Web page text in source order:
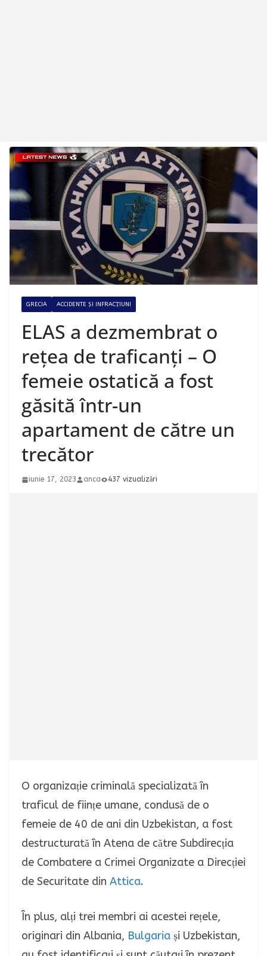
GRECIA ACCIDENTE ȘI INFRACȚIUNI
ELAS a dezmembrat o
rețea de traficanți – O
femeie ostatică a fost
găsită într-un
apartament de către un
trecător
iunie 17, 2023 anca 437 vizualizări
O organizație criminală specializată în
traficul de ființe umane, condusă de o
femeie de 40 de ani din Uzbekistan, a fost
destructurată în Atena de către Subdirecția
de Combatere a Crimei Organizate a Direcției
de Securitate din Attica.
În plus, alți trei membri ai acestei rețele,
originari din Albania, Bulgaria și Uzbekistan,